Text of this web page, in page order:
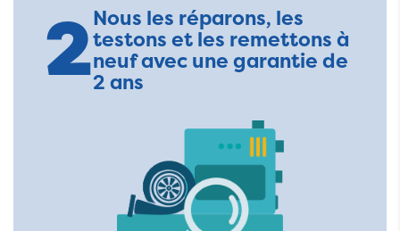
2Nous les réparons, les
testons et les remettons à
neuf avec une garantie de
2 ans